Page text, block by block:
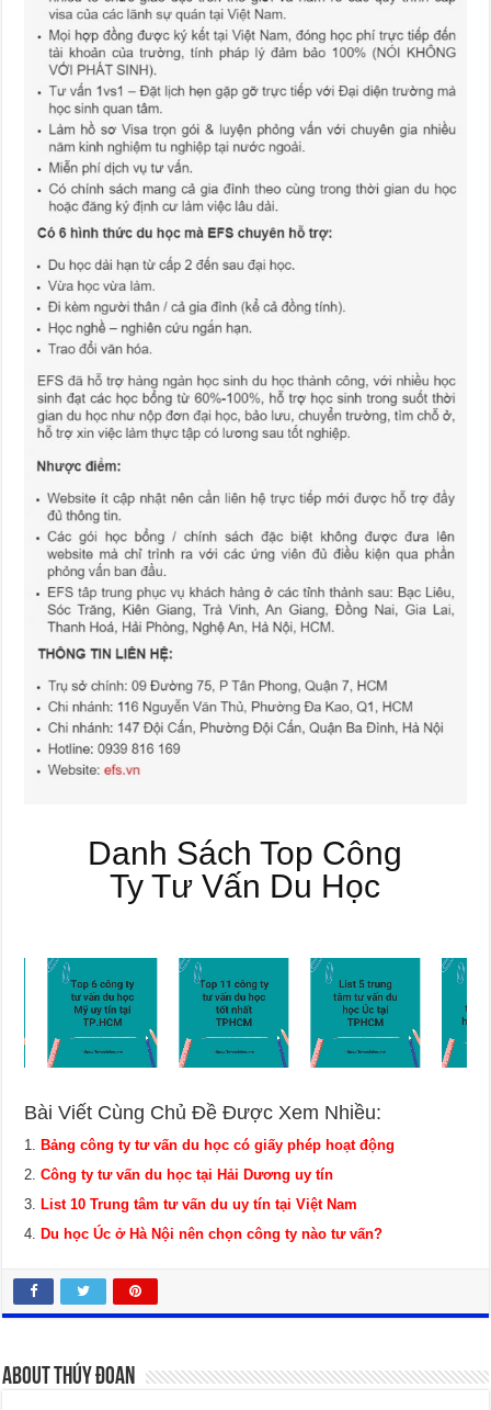
Danh Sách Top Công
Ty Tư Vấn Du Học
Bài Viết Cùng Chủ Đề Được Xem Nhiều:
Bảng công ty tư vấn du học có giấy phép hoạt động
Công ty tư vấn du học tại Hải Dương uy tín
List 10 Trung tâm tư vấn du uy tín tại Việt Nam
Du học Úc ở Hà Nội nên chọn công ty nào tư vấn?
About Thúy Đoan